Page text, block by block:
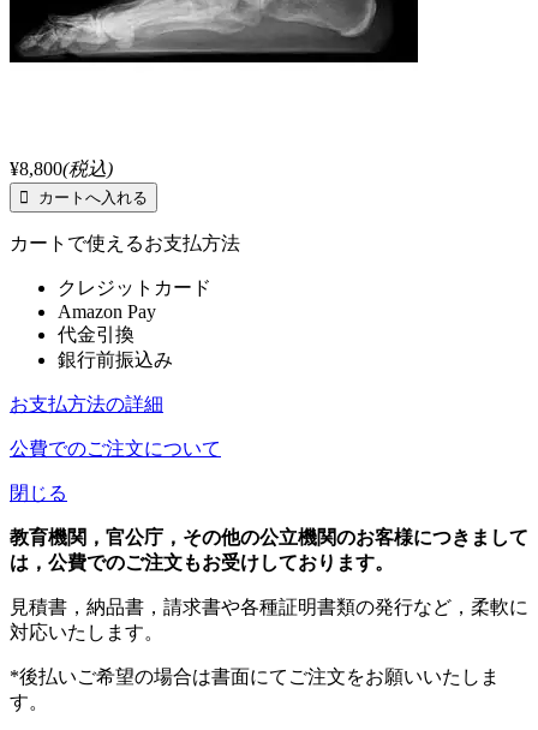
¥8,800(税込)
カートで使えるお支払方法
クレジットカード
Amazon Pay
代金引換
銀行前振込み
お支払方法の詳細
公費でのご注文について
閉じる
教育機関，官公庁，その他の公立機関のお客様につきまして
は，公費でのご注文もお受けしております。
見積書，納品書，請求書や各種証明書類の発行など，柔軟に
対応いたします。
*後払いご希望の場合は書面にてご注文をお願いいたしま
す。